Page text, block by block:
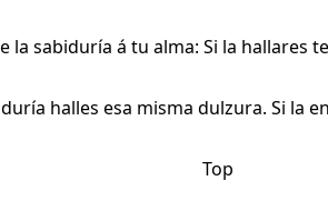
la sabiduría á tu alma: Si la hallares
halles esa misma dulzura. Si la
Top